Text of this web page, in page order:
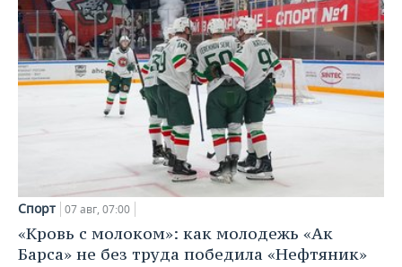
Спорт 07 авг, 07:00
«Кровь с молоком»: как молодежь «Ак
Барса» не без труда победила «Нефтяник»